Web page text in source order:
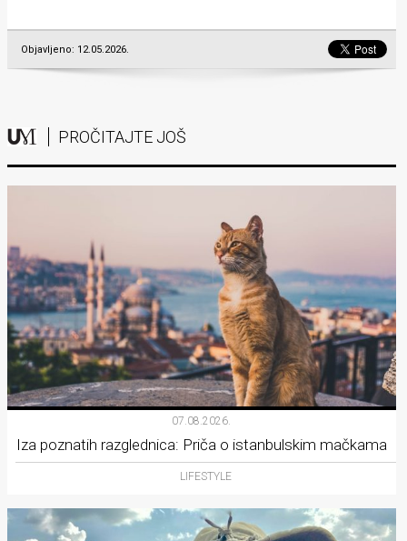
Objavljeno: 12.05.2026.
PROČITAJTE JOŠ
07.08.2026.
Iza poznatih razglednica: Priča o istanbulskim mačkama
LIFESTYLE